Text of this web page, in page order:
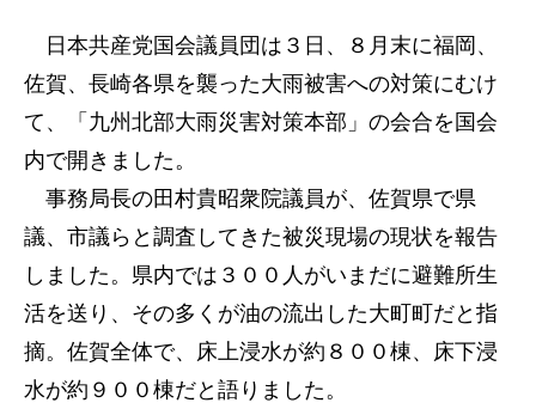
日本共産党国会議員団は３日、８月末に福岡、
佐賀、長崎各県を襲った大雨被害への対策にむけ
て、「九州北部大雨災害対策本部」の会合を国会
内で開きました。
事務局長の田村貴昭衆院議員が、佐賀県で県
議、市議らと調査してきた被災現場の現状を報告
しました。県内では３００人がいまだに避難所生
活を送り、その多くが油の流出した大町町だと指
摘。佐賀全体で、床上浸水が約８００棟、床下浸
水が約９００棟だと語りました。